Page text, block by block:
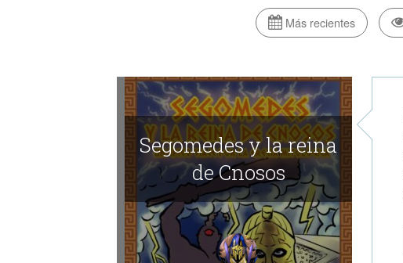
Más recientes
Segomedes y la reina
de Cnosos